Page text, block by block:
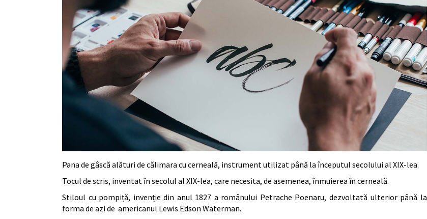
Pana de gâscă alături de călimara cu cerneală, instrument utilizat până la începutul secolului al XIX-lea.
Tocul de scris, inventat în secolul al XIX-lea, care necesita, de asemenea, înmuierea în cerneală.
Stiloul cu pompiță, invenție din anul 1827 a românului Petrache Poenaru, dezvoltată ulterior până la
forma de azi de americanul Lewis Edson Waterman.